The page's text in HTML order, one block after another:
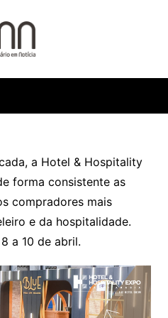
a Hotel & Hospitality
forma consistente as
compradores mais
e da hospitalidade.
a 10 de abril.